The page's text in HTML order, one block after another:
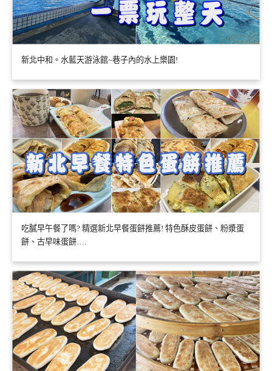
新北中和。水藍天游泳館~巷子內的水上樂園!
吃膩早午餐了嗎? 精選新北早餐蛋餅推薦! 特色酥皮蛋餅、粉漿蛋
餅、古早味蛋餅….